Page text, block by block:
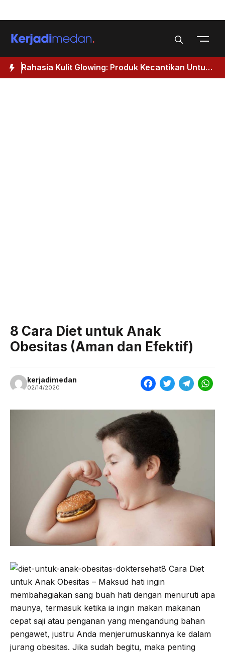
to
Rahasia Kulit Glowing: Produk Kecantikan Untuk
Wanita 40 Tahun Keatas
8 Cara Diet untuk Anak
Obesitas (Aman dan Efektif)
kerjadimedan
02/14/2020
F
c
o
o
T
i
T
m
W
8 Cara Diet
untuk Anak Obesitas – Maksud hati ingin
membahagiakan sang buah hati dengan menuruti apa
maunya, termasuk ketika ia ingin makan makanan
cepat saji atau penganan yang mengandung bahan
pengawet, justru Anda menjerumuskannya ke dalam
jurang obesitas. Jika sudah begitu, maka penting